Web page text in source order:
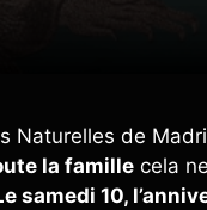
Naturelles de
la famille cela
samedi 10,